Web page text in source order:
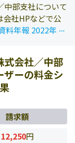
中部支社について
会社HPなどで公
料年報 2022年版
...
...
式会社／中部
ザーの料金シ
請求額
12,250円